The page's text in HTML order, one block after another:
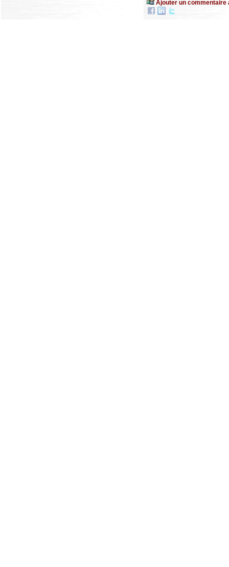
Ajouter un commentaire